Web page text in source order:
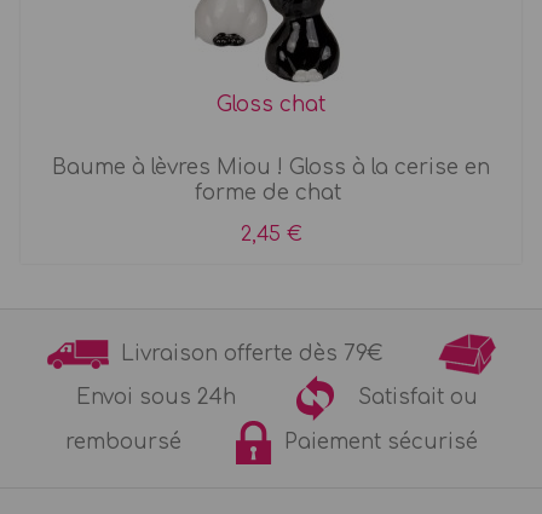
Gloss chat
Baume à lèvres Miou ! Gloss à la cerise en
forme de chat
2,45 €
Livraison offerte dès 79€
Envoi sous 24h
Satisfait ou
remboursé
Paiement sécurisé